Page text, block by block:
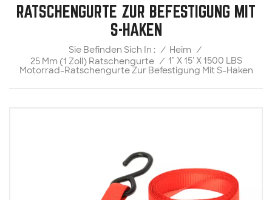
RATSCHENGURTE ZUR BEFESTIGUNG MIT
S-HAKEN
Sie Befinden Sich In : / Heim /
25 Mm (1 Zoll) Ratschengurte / 1" X 15' X 1500 LBS
Motorrad-Ratschengurte Zur Befestigung Mit S-Haken